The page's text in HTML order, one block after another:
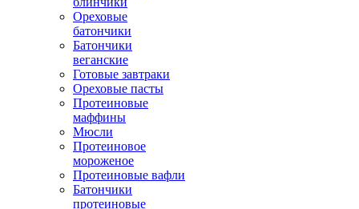
Ореховые
батончики
Батончики
веганские
Готовые завтраки
Ореховые пасты
Протеиновые
маффины
Мюсли
Протеиновое
мороженое
Протеиновые вафли
Батончики
протеиновые